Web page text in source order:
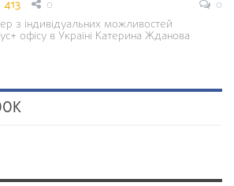
413 0
0
з індивідуальних можливостей
офісу в Україні Катерина Жданова